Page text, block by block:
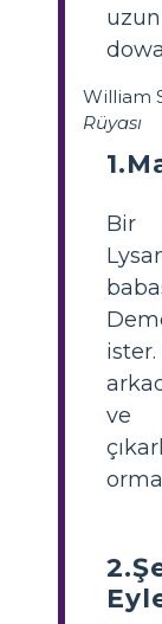
William
Rüyası
Bir
ve